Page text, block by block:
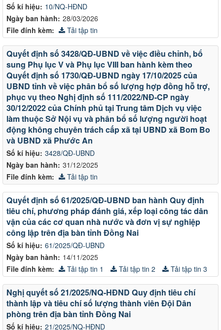
Số kí hiệu: 10/NQ-HĐND
Ngày ban hành: 28/03/2026
File đính kèm: Tải tập tin
Số kí hiệu: 3428/QĐ-UBND
Ngày ban hành: 31/12/2025
Quyết định số 3428/QĐ-UBND về việc điều chỉnh, bổ
sung Phụ lục V và Phụ lục VIII ban hành kèm theo
Quyết định số 1730/QĐ-UBND ngày 17/10/2025 của
UBND tỉnh về việc phân bổ số lượng hợp đồng hỗ trợ,
phục vụ theo Nghị định số 111/2022/NĐ-CP ngày
30/12/2022 của Chính phủ tại Trung tâm Dịch vụ việc
làm thuộc Sở Nội vụ và phân bổ số lượng người hoạt
động không chuyên trách cấp xã tại UBND xã Bom Bo
và UBND xã Phước An
File đính kèm: Tải tập tin
Số kí hiệu: 61/2025/QĐ-UBND
Ngày ban hành: 14/11/2025
Quyết định số 61/2025/QĐ-UBND ban hành Quy định
tiêu chí, phương pháp đánh giá, xếp loại công tác dân
vận của các cơ quan nhà nước và đơn vị sự nghiệp
công lập trên địa bàn tỉnh Đồng Nai
File đính kèm: Tải tập tin 1 Tải tập tin 2 Tải tập tin 3
Số kí hiệu: 21/2025/NQ-HĐND
Nghị quyết số 21/2025/NQ-HĐND Quy định tiêu chí
thành lập và tiêu chí số lượng thành viên Đội Dân
phòng trên địa bàn tỉnh Đồng Nai